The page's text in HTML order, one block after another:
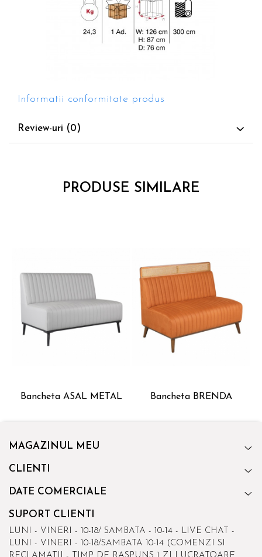
Informatii conformitate produs
Review-uri (0)
PRODUSE SIMILARE
Bancheta ASAL METAL Bancheta BRENDA
MAGAZINUL MEU
CLIENTI
DATE COMERCIALE
SUPORT CLIENTI
LUNI - VINERI - 10-18/ SAMBATA - 10-14 - LIVE CHAT -
LUNI - VINERI - 10-18/SAMBATA 10-14 (COMENZI SI